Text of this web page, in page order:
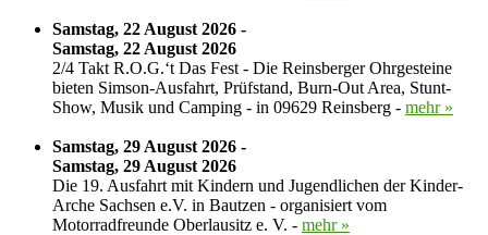
Samstag, 22 August 2026 -
Samstag, 22 August 2026
2/4 Takt R.O.G.‘t Das Fest - Die Reinsberger Ohrgesteine
bieten Simson-Ausfahrt, Prüfstand, Burn-Out Area, Stunt-
Show, Musik und Camping - in 09629 Reinsberg - mehr »
Samstag, 29 August 2026 -
Samstag, 29 August 2026
Die 19. Ausfahrt mit Kindern und Jugendlichen der Kinder-
Arche Sachsen e.V. in Bautzen - organisiert vom
Motorradfreunde Oberlausitz e. V. - mehr »